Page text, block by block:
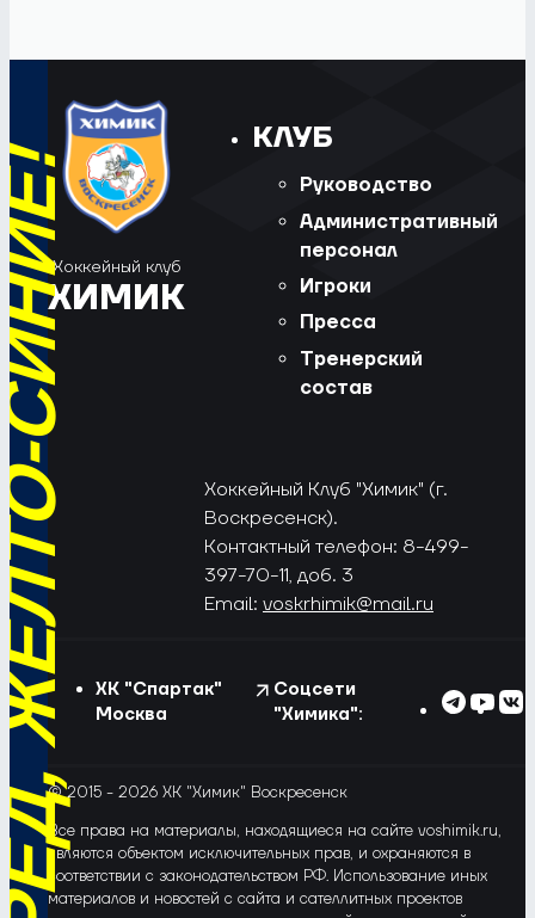
СИНИЕ!
Хоккейный клуб
ХИМИК
КЛУБ
Руководство
Административный
персонал
Игроки
Пресса
Тренерский
состав
Хоккейный Клуб "Химик" (г.
Воскресенск).
Контактный телефон: 8-499-
397-70-11, доб. 3
Email: voskrhimik@mail.ru
ХК "Спартак"
Москва
Соцсети
"Химика":
© 2015 - 2026 ХК "Химик" Воскресенск
Все права на материалы, находящиеся на сайте voshimik.ru,
являются объектом исключительных прав, и охраняются в
соответствии с законодательством РФ. Использование иных
материалов и новостей с сайта и сателлитных проектов